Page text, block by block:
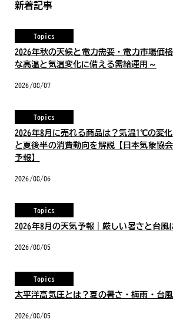
新着記事
Topics
2026年秋の天候と電力需要・電力市場価
な高温と気温変化に備える需給運用～
2026/08/07
Topics
2026年8月に売れる商品は？気温1℃の変
と夏後半の消費動向を解説【日本気象協
予報】
2026/08/06
Topics
2026年8月の天気予報｜厳しい暑さと台風
2026/08/05
Topics
太平洋高気圧とは？夏の暑さ・梅雨・台
2026/08/05